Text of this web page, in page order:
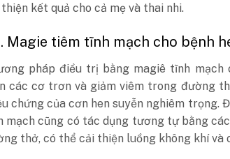
kết quả cho cả mẹ và thai nhi.
Magie tiêm tĩnh mạch cho bệnh
pháp điều trị bằng magiê tĩnh mạch
các cơ trơn và giảm viêm trong đường
chứng của cơn hen suyễn nghiêm trọng.
mạch cũng có tác dụng tương tự bằng
thở, có thể cải thiện luồng không khí và